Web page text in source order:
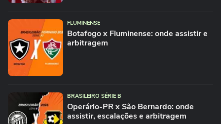
FLUMINENSE
Botafogo x Fluminense: onde assistir e
arbitragem
BRASILEIRO SÉRIE B
Operário-PR x São Bernardo: onde
assistir, escalações e arbitragem